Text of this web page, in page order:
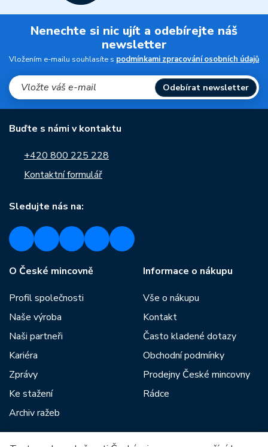
Nenechte si nic ujít a odebírejte náš
newsletter
Vložením e-mailu souhlasíte s podmínkami zpracování osobních údajů
Odebírat newsletter
Buďte s námi v kontaktu
+420 800 225 228
Kontaktní formulář
Sledujte nás na:
O České mincovně
Profil společnosti
Naše výroba
Naši partneři
Kariéra
Zprávy
Ke stažení
Archiv ražeb
Informace o nákupu
Vše o nákupu
Kontakt
Často kladené dotazy
Obchodní podmínky
Prodejny České mincovny
Rádce